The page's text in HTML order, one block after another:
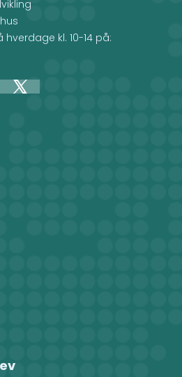
kl. 10-14 på:
X